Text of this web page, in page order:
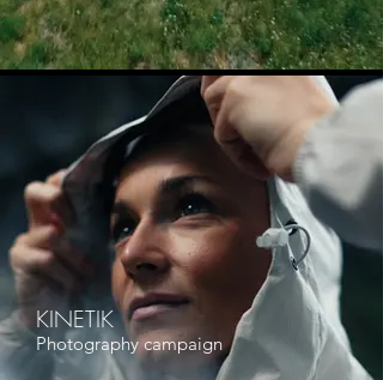
KINETIK
Photography campaign